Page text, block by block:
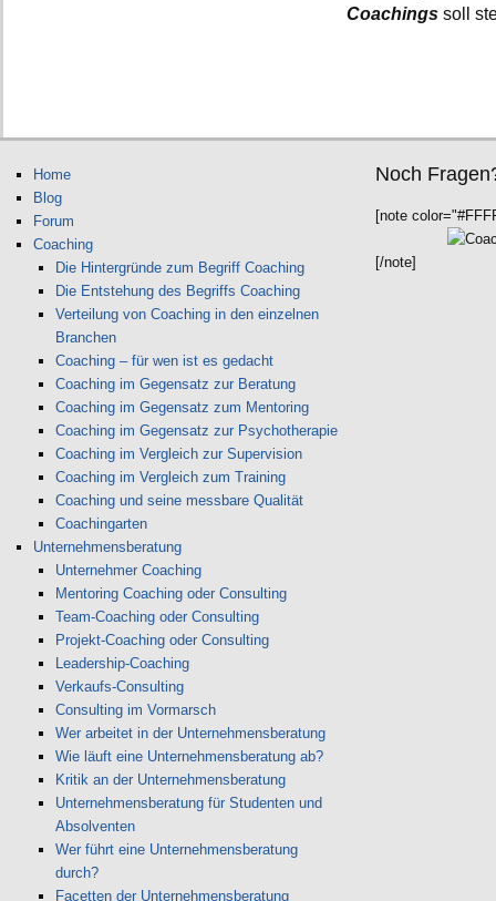
Coachings soll
Home
Blog
Forum
Coaching
Die Hintergründe zum Begriff Coaching
Die Entstehung des Begriffs Coaching
Verteilung von Coaching in den einzelnen
Branchen
Coaching – für wen ist es gedacht
Coaching im Gegensatz zur Beratung
Coaching im Gegensatz zum Mentoring
Coaching im Gegensatz zur Psychotherapie
Coaching im Vergleich zur Supervision
Coaching im Vergleich zum Training
Coaching und seine messbare Qualität
Coachingarten
Unternehmensberatung
Unternehmer Coaching
Mentoring Coaching oder Consulting
Team-Coaching oder Consulting
Projekt-Coaching oder Consulting
Leadership-Coaching
Verkaufs-Consulting
Consulting im Vormarsch
Wer arbeitet in der Unternehmensberatung
Wie läuft eine Unternehmensberatung ab?
Kritik an der Unternehmensberatung
Unternehmensberatung für Studenten und
Absolventen
Wer führt eine Unternehmensberatung
durch?
Facetten der Unternehmensberatung
Noch
[note
[/note]